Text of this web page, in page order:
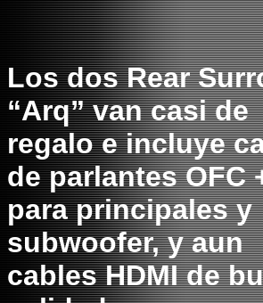
Los dos Rear
“Arq” van casi de
regalo e incluye
de parlantes OFC
para principales y
subwoofer, y aun
cables HDMI de